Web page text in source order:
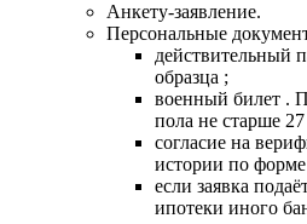
Анкету-заявление.
Персональные
действительный
образца ;
военный билет .
пола не старше 27
согласие на
истории по форме
если заявка
ипотеки иного